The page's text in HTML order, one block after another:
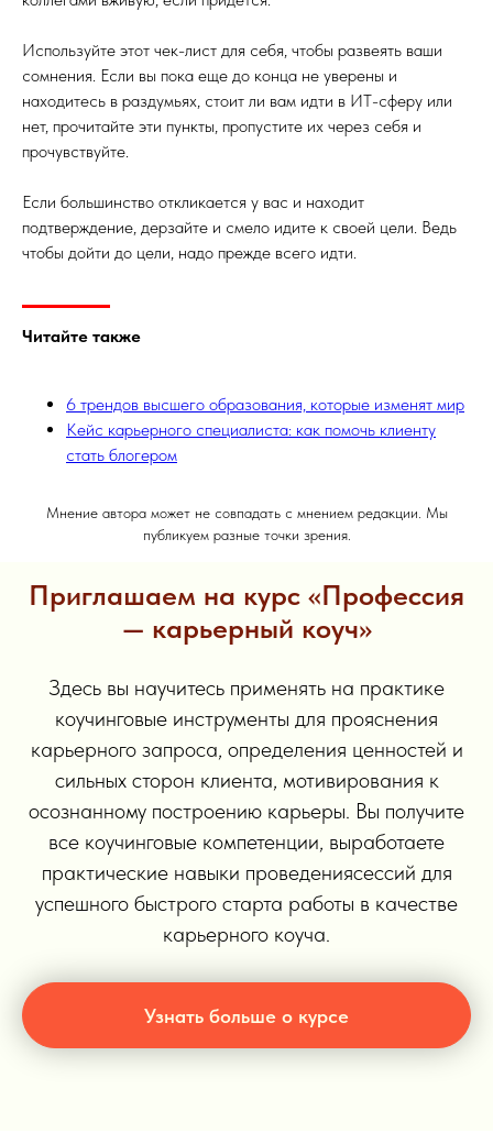
Используйте этот чек-лист для себя, чтобы развеять ваши
сомнения. Если вы пока еще до конца не уверены и
находитесь в раздумьях, стоит ли вам идти в ИТ-сферу или
нет, прочитайте эти пункты, пропустите их через себя и
прочувствуйте.
Если большинство откликается у вас и находит
подтверждение, дерзайте и смело идите к своей цели. Ведь
чтобы дойти до цели, надо прежде всего идти.
Читайте также
6 трендов высшего образования, которые изменят мир
Кейс карьерного специалиста: как помочь клиенту
стать блогером
Мнение автора может не совпадать с мнением редакции. Мы
публикуем разные точки зрения.
Приглашаем на курс «Профессия
— карьерный коуч»
Здесь вы научитесь применять на практике
коучинговые инструменты для прояснения
карьерного запроса, определения ценностей и
сильных сторон клиента, мотивирования к
осознанному построению карьеры. Вы получите
все коучинговые компетенции, выработаете
практические навыки проведениясессий для
успешного быстрого старта работы в качестве
карьерного коуча.
Узнать больше о курсе